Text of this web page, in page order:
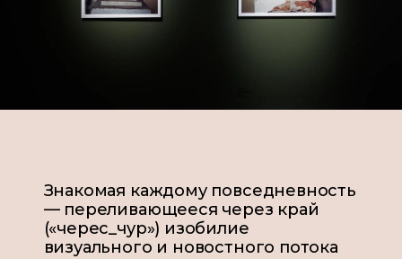
Знакомая каждому повседневность
— переливающееся через край
(«черес_чур») изобилие
визуального и новостного потока